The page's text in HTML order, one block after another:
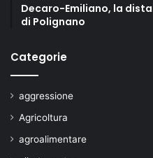
Decaro-Emiliano, la
di Polignano
Categorie
aggressione
Agricoltura
agroalimentare